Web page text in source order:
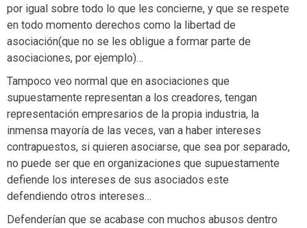
por igual sobre todo lo que les concierne, y que se respete
en todo momento derechos como la libertad de
asociación(que no se les obligue a formar parte de
asociaciones, por ejemplo)…
Tampoco veo normal que en asociaciones que
supuestamente representan a los creadores, tengan
representación empresarios de la propia industria, la
inmensa mayoría de las veces, van a haber intereses
contrapuestos, si quieren asociarse, que sea por separado,
no puede ser que en organizaciones que supuestamente
defiende los intereses de sus asociados este
defendiendo otros intereses…
Defenderían que se acabase con muchos abusos dentro